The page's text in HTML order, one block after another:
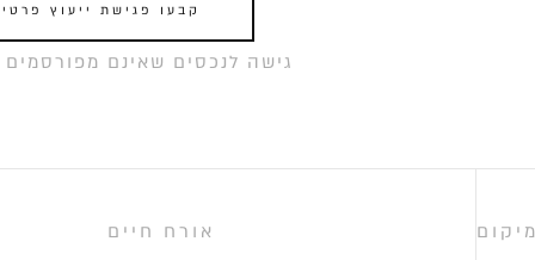
קבעו פגישת ייעוץ
גישה לנכסים שאינם מפורסמים
מיקום
אורח חיים